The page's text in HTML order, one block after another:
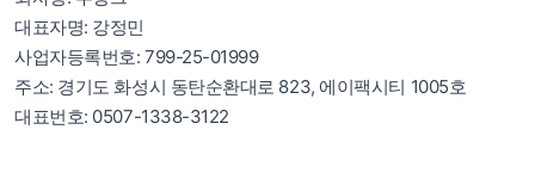
대표자명: 강정민
사업자등록번호: 799-25-01999
주소: 경기도 화성시 동탄순환대로 823, 에이팩시티 1005호
대표번호: 0507-1338-3122